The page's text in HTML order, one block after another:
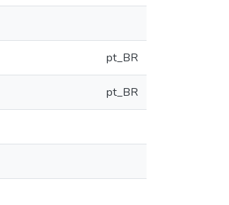
pt_BR
pt_BR